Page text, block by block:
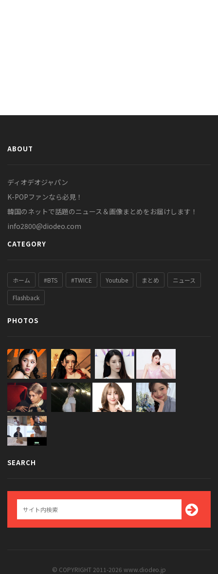
ABOUT
ディオデオジャパン
K-POPファンなら必見！
韓国のネットで話題のニュース＆画像まとめをお届けします！
info2800@diodeo.com
CATEGORY
ホーム #BTS #TWICE Youtube まとめ ニュース
Flashback
PHOTOS
SEARCH
© COPYRIGHT 2011-2026 www.diodeo.jp